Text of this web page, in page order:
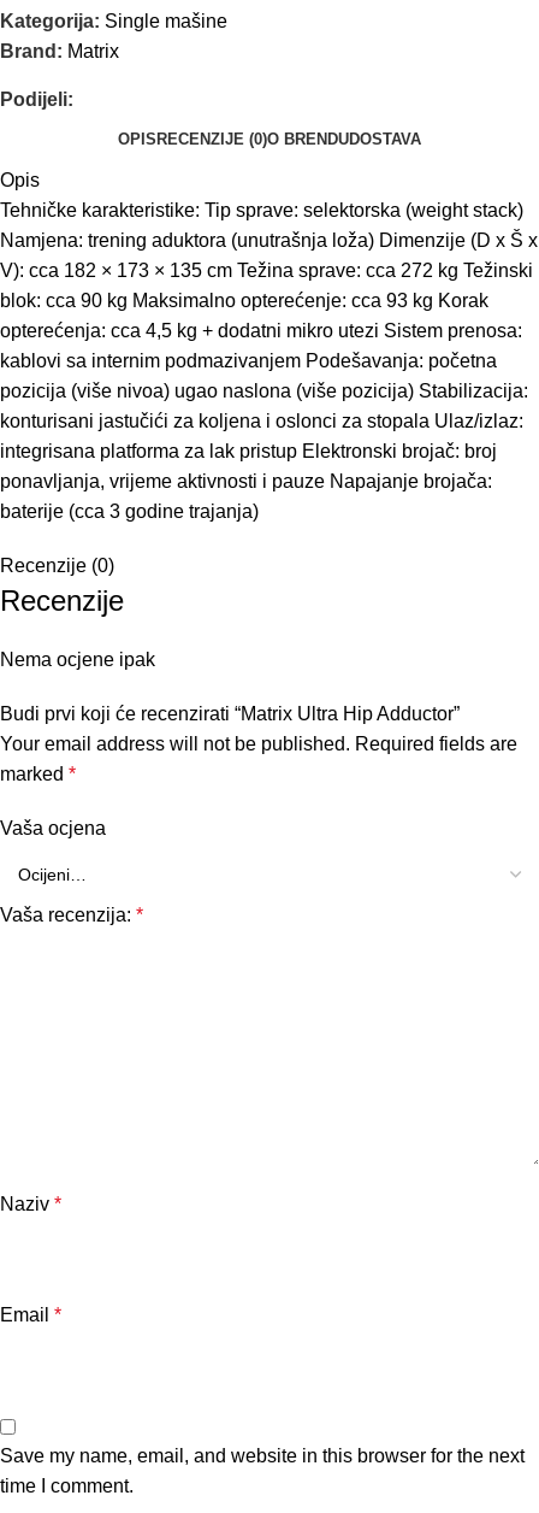
Kategorija: Single mašine
Brand: Matrix
Podijeli:
OPIS RECENZIJE (0)O BRENDUDOSTAVA
Opis
Tehničke karakteristike: Tip sprave: selektorska (weight stack)
Namjena: trening aduktora (unutrašnja loža) Dimenzije (D x Š x
V): cca 182 × 173 × 135 cm Težina sprave: cca 272 kg Težinski
blok: cca 90 kg Maksimalno opterećenje: cca 93 kg Korak
opterećenja: cca 4,5 kg + dodatni mikro utezi Sistem prenosa:
kablovi sa internim podmazivanjem Podešavanja: početna
pozicija (više nivoa) ugao naslona (više pozicija) Stabilizacija:
konturisani jastučići za koljena i oslonci za stopala Ulaz/izlaz:
integrisana platforma za lak pristup Elektronski brojač: broj
ponavljanja, vrijeme aktivnosti i pauze Napajanje brojača:
baterije (cca 3 godine trajanja)
Recenzije (0)
Recenzije
Nema ocjene ipak
Budi prvi koji će recenzirati “Matrix Ultra Hip Adductor”
Your email address will not be published. Required fields are
marked *
Vaša ocjena
Vaša recenzija: *
Naziv *
Email *
Save my name, email, and website in this browser for the next
time I comment.